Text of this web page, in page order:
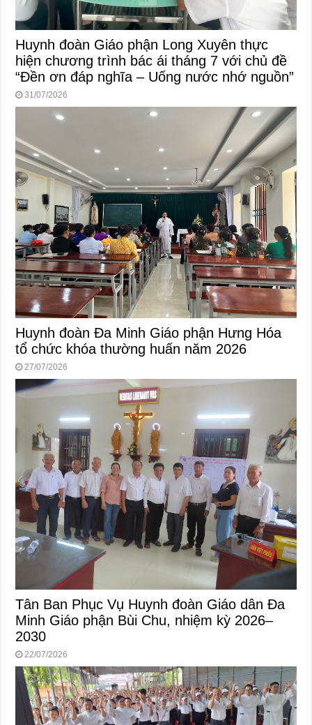
Huynh đoàn Giáo phận Long Xuyên thực
hiện chương trình bác ái tháng 7 với chủ đề
“Đền ơn đáp nghĩa – Uống nước nhớ nguồn”
31/07/2026
Huynh đoàn Đa Minh Giáo phận Hưng Hóa
tổ chức khóa thường huấn năm 2026
27/07/2026
Tân Ban Phục Vụ Huynh đoàn Giáo dân Đa
Minh Giáo phận Bùi Chu, nhiệm kỳ 2026–
2030
22/07/2026